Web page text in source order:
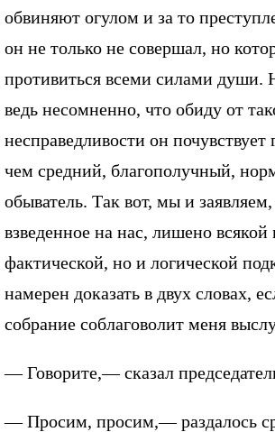
обвиняют огулом и за то
он не только не совершал, но
противиться всеми силами души.
ведь несомненно, что обиду от
несправедливости он почувствует
чем средний, благополучный,
обыватель. Так вот, мы и
взведенное на нас, лишено всякой
фактической, но и логической
намерен доказать в двух словах,
собрание соблаговолит меня
— Говорите,— сказал
— Просим, просим,— раздалось